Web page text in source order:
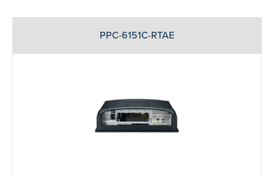
PPC-6151C-RTAE